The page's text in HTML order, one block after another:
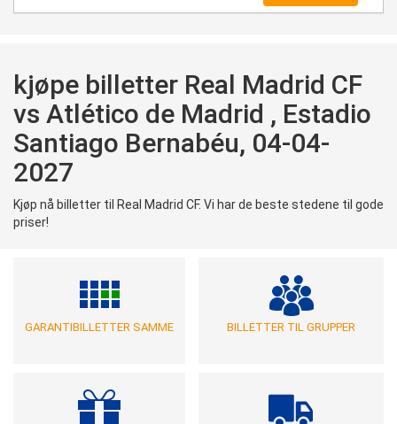
kjøpe billetter Real Madrid CF
vs Atlético de Madrid , Estadio
Santiago Bernabéu, 04-04-
2027
Kjøp nå billetter til Real Madrid CF. Vi har de beste stedene til gode
priser!
GARANTIBILLETTER SAMME BILLETTER TIL GRUPPER